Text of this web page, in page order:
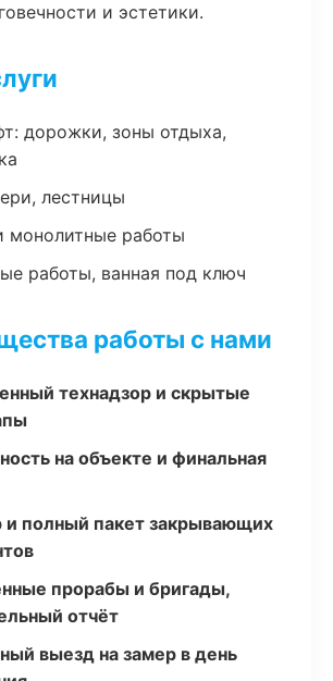
и эстетики.
дорожки, зоны отдыха,
лестницы
монолитные работы
работы, ванная под ключ
работы с нами
технадзор и скрытые
на объекте и финальная
и полный пакет закрывающих
прорабы и бригады,
отчёт
выезд на замер в день